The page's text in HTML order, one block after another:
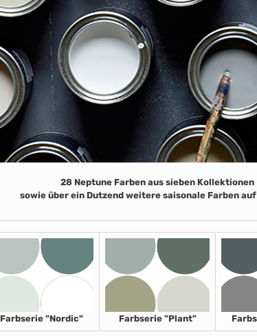
28 Neptune Farben aus sieben Kollektionen
sowie über ein Dutzend weitere saisonale Farben
Farbserie "Nordic" Farbserie "Plant"